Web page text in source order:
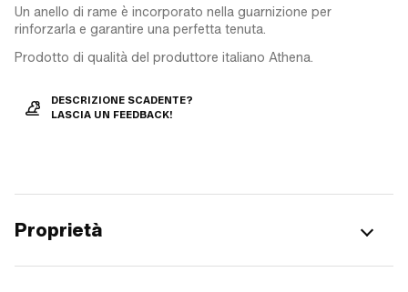
Un anello di rame è incorporato nella guarnizione per
rinforzarla e garantire una perfetta tenuta.
Prodotto di qualità del produttore italiano Athena.
DESCRIZIONE SCADENTE?
LASCIA UN FEEDBACK!
Proprietà